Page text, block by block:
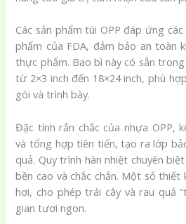
Các sản phẩm túi OPP đáp ứng
phẩm của FDA, đảm bảo an toàn
thực phẩm. Bao bì này có sẵn trong
từ 2×3 inch đến 18×24 inch, phù
gói và trình bày.
Đặc tính rắn chắc của nhựa OPP,
và tổng hợp tiên tiến, tạo ra lớp
quả. Quy trình hàn nhiệt chuyên
bền cao và chắc chắn. Một số
hơi, cho phép trái cây và rau quả
gian tươi ngon.